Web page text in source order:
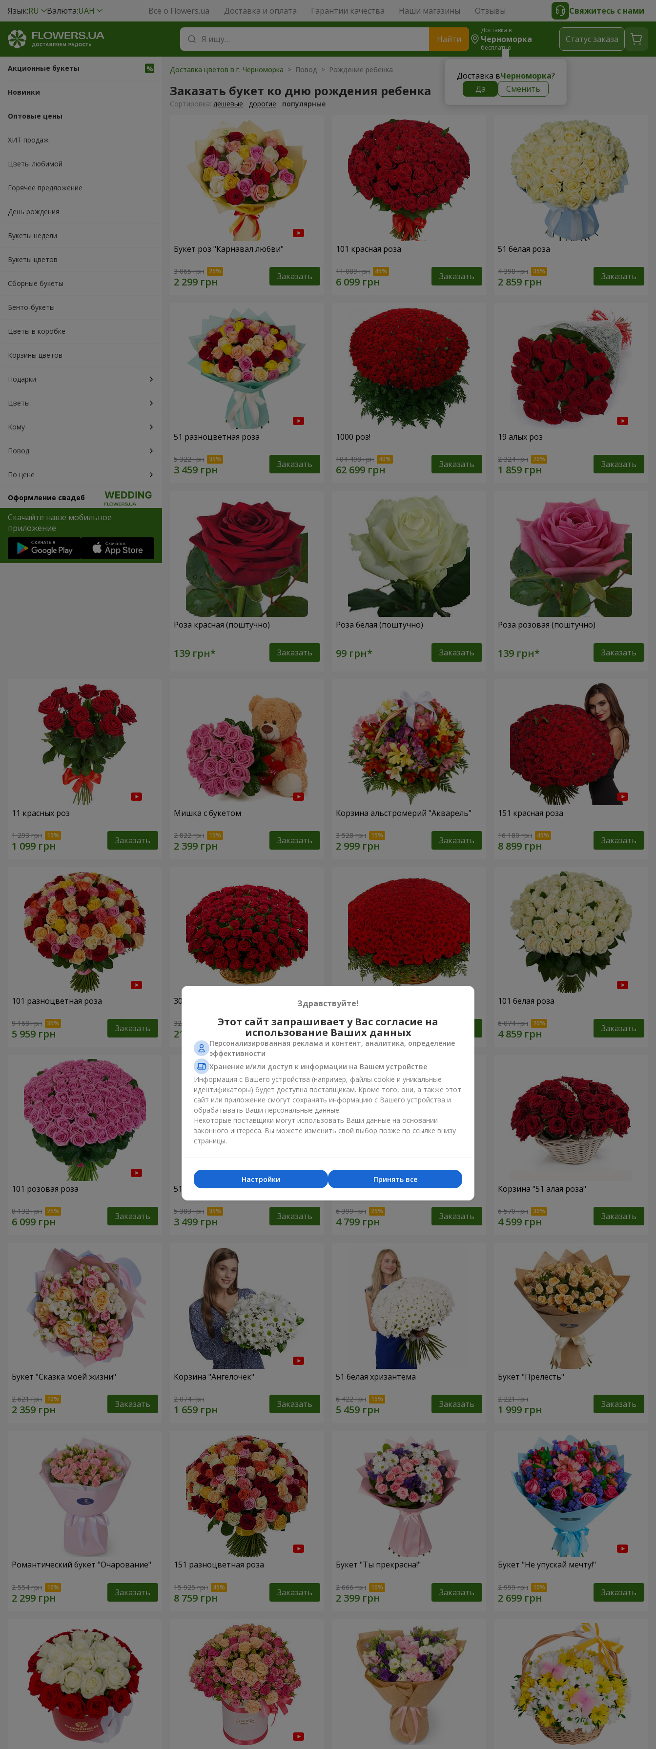
Язык:RU Валюта:UAH Все о Flowers.ua Доставка и оплата Гарантии качества Наши магазины Отзывы Свяжитесь с нами
Найти
Доставка в
Черноморка
бесплатно
Доставка вЧерноморка?
Да
Сменить
Cтатус заказа
Акционные букеты
Новинки
Оптовые цены
ХИТ продаж
Цветы любимой
Горячее предложение
День рождения
Букеты недели
Букеты цветов
Сборные букеты
Бенто-букеты
Цветы в коробке
Корзины цветов
Подарки
Цветы
Кому
Повод
По цене
Оформление свадеб
Скачайте наше мобильное
приложение
Доставка цветов в г. Черноморка > Повод > Рождение ребенка
Заказать букет ко дню рождения ребенка
Cортировка: дешевые дорогие популярные
Букет роз "Карнавал любви"
3 065 грн Заказать
101 красная роза
11 089 грн Заказать
51 белая роза
4 398 грн Заказать
51 разноцветная роза
5 322 грн Заказать
1000 роз!
104 498 грн Заказать
19 алых роз
2 324 грн Заказать
Роза красная (поштучно)
Заказать
Роза белая (поштучно)
Заказать
Роза розовая (поштучно)
Заказать
11 красных роз
1 293 грн Заказать
Мишка с букетом
2 822 грн Заказать
Корзина альстромерий "Акварель"
3 528 грн Заказать
151 красная роза
16 180 грн Заказать
101 разноцветная роза
9 168 грн Заказать
301 красная роза
32 460 грн Заказать
501 красная роза
64 907 грн
101 белая роза
6 074 грн Заказать
101 розовая роза
8 132 грн Заказать
51 розовая роза
5 383 грн Заказать
Корзина "С наилучшими
6 399 грн Заказать
Корзина "51 алая роза"
6 570 грн Заказать
Букет "Сказка моей жизни"
2 621 грн Заказать
Корзина "Ангелочек"
2 074 грн Заказать
51 белая хризантема
6 422 грн Заказать
Букет "Прелесть"
2 221 грн Заказать
Романтический букет "Очарование"
2 554 грн Заказать
151 разноцветная роза
15 925 грн Заказать
Букет "Ты прекрасна!"
2 666 грн Заказать
Букет "Не упускай мечту!"
2 999 грн Заказать
Здравствуйте!
Этот сайт запрашивает у Вас согласие на
использование Ваших данных
Персонализированная реклама и контент, аналитика, определение
эффективности
Хранение и/или доступ к информации на Вашем устройстве
Информация с Вашего устройства (например, файлы cookie и уникальные
идентификаторы) будет доступна поставщикам. Кроме того, они, а также этот
сайт или приложение смогут сохранять информацию с Вашего устройства и
обрабатывать Ваши персональные данные.
Некоторые поставщики могут использовать Ваши данные на основании
законного интереса. Вы можете изменить свой выбор позже по ссылке внизу
страницы.
Принять все
Настройки